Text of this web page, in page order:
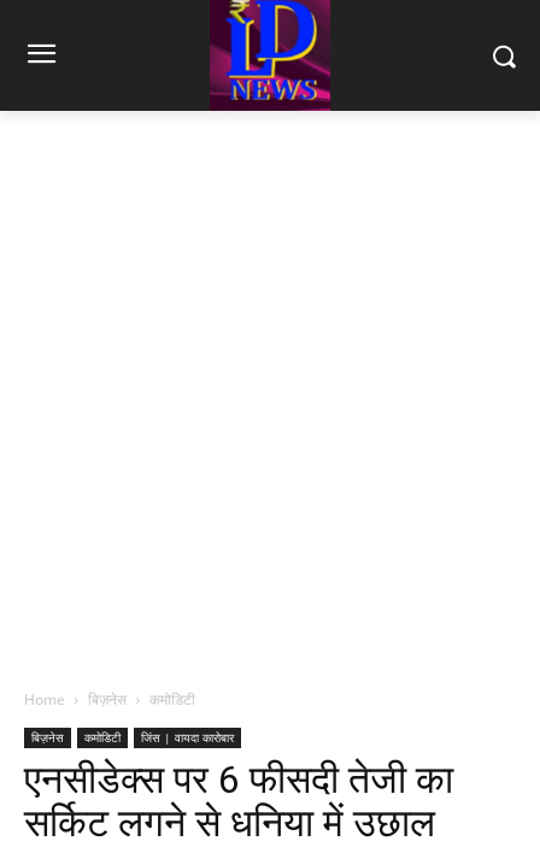
Home बिज़नेस कमोडिटी
बिज़नेस कमोडिटी जिंस | वायदा कारोबार
एनसीडेक्स पर 6 फीसदी तेजी का
सर्किट लगने से धनिया में उछाल